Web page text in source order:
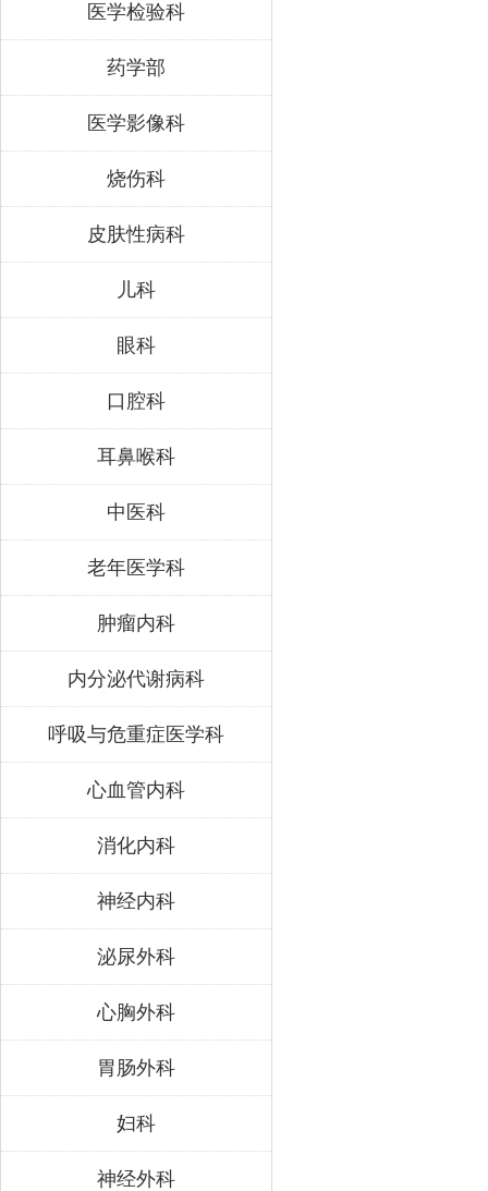
医学检验科
药学部
医学影像科
烧伤科
皮肤性病科
儿科
眼科
口腔科
耳鼻喉科
中医科
老年医学科
肿瘤内科
内分泌代谢病科
呼吸与危重症医学科
心血管内科
消化内科
神经内科
泌尿外科
心胸外科
胃肠外科
妇科
神经外科